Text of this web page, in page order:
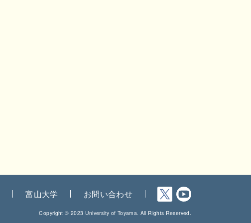
富山大学 お問い合わせ
Copyright © 2023 University of Toyama. All Rights Reserved.